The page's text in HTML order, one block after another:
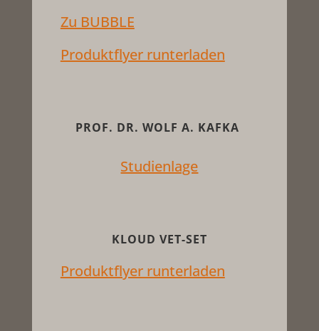
Zu BUBBLE
Produktflyer runterladen
PROF. DR. WOLF A. KAFKA
Studienlage
KLOUD VET-SET
Produktflyer runterladen